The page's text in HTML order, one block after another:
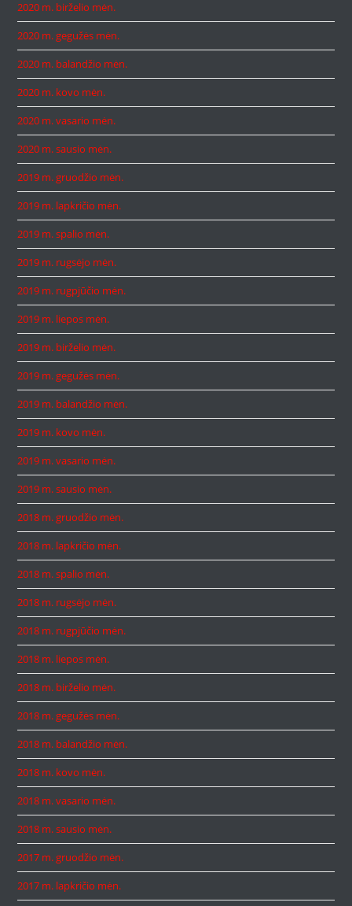
2020 m. birželio mėn.
2020 m. gegužės mėn.
2020 m. balandžio mėn.
2020 m. kovo mėn.
2020 m. vasario mėn.
2020 m. sausio mėn.
2019 m. gruodžio mėn.
2019 m. lapkričio mėn.
2019 m. spalio mėn.
2019 m. rugsėjo mėn.
2019 m. rugpjūčio mėn.
2019 m. liepos mėn.
2019 m. birželio mėn.
2019 m. gegužės mėn.
2019 m. balandžio mėn.
2019 m. kovo mėn.
2019 m. vasario mėn.
2019 m. sausio mėn.
2018 m. gruodžio mėn.
2018 m. lapkričio mėn.
2018 m. spalio mėn.
2018 m. rugsėjo mėn.
2018 m. rugpjūčio mėn.
2018 m. liepos mėn.
2018 m. birželio mėn.
2018 m. gegužės mėn.
2018 m. balandžio mėn.
2018 m. kovo mėn.
2018 m. vasario mėn.
2018 m. sausio mėn.
2017 m. gruodžio mėn.
2017 m. lapkričio mėn.